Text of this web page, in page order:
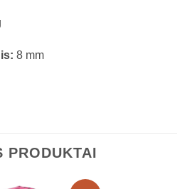
8 mm
PRODUKTAI